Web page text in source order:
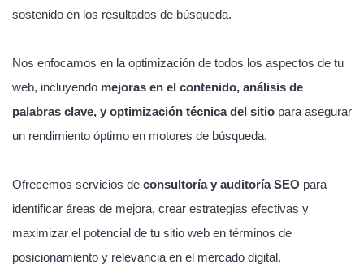
sostenido en los resultados de búsqueda.
Nos enfocamos en la optimización de todos los aspectos de tu
web, incluyendo mejoras en el contenido, análisis de
palabras clave, y optimización técnica del sitio para asegurar
un rendimiento óptimo en motores de búsqueda.
Ofrecemos servicios de consultoría y auditoría SEO para
identificar áreas de mejora, crear estrategias efectivas y
maximizar el potencial de tu sitio web en términos de
posicionamiento y relevancia en el mercado digital.